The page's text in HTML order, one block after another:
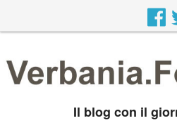
Il blog con il